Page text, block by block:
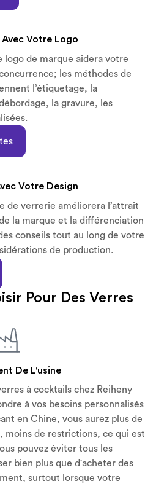
Avec Votre Logo
logo de marque aidera votre
les méthodes de
l’étiquetage, la
la gravure, les
Votre Design
de verrerie améliorera l’attrait
la marque et la différenciation
conseils tout au long de votre
de production.
Pour Des Verres
De L'usine
à cocktails chez Reiheny
à vos besoins personnalisés
en Chine, vous aurez plus de
moins de restrictions, ce qui est
pouvez éviter tous les
bien plus que d'acheter des
surtout lorsque votre